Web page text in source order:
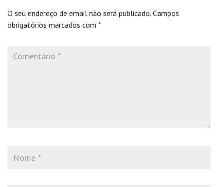
O seu endereço de email não será publicado. Campos
obrigatórios marcados com *